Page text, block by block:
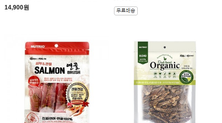
14,900원